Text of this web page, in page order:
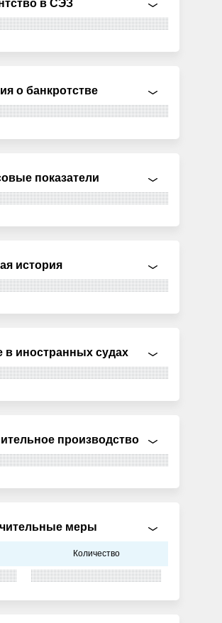
в СЭЗ
о банкротстве
показатели
история
в иностранных судах
производство
меры
Количество